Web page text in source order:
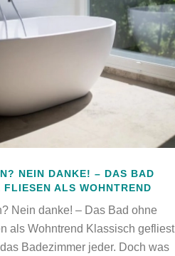
NEIN DANKE! – DAS BAD
FLIESEN ALS WOHNTREND
Nein danke! – Das Bad ohne
als Wohntrend Klassisch gefliest
Badezimmer jeder. Doch was